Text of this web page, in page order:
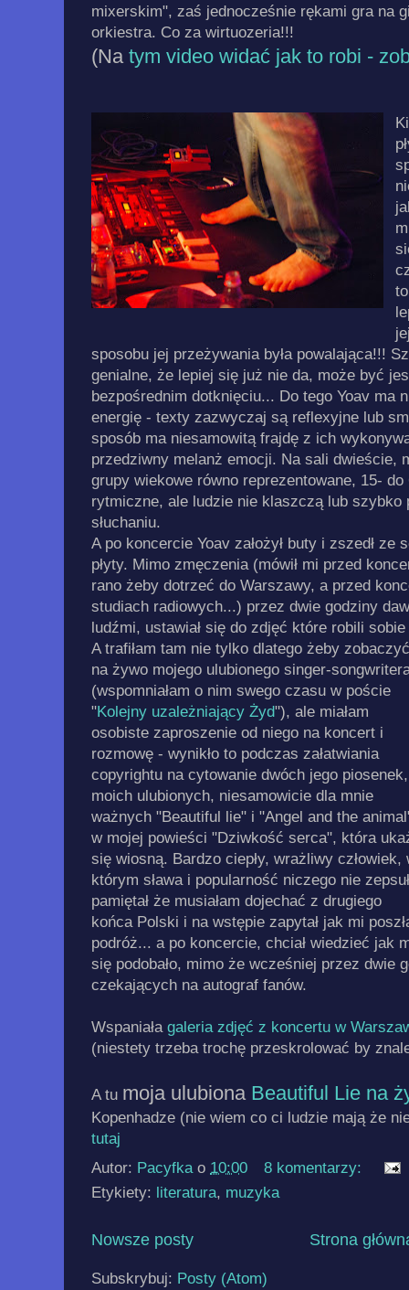
mixerskim", zaś jednocześnie rękami gra na
orkiestra. Co za wirtuozeria!!!
(Na tym video widać jak to robi -
sposobu jej przeżywania była powalająca!!!
genialne, że lepiej się już nie da, może być
bezpośrednim dotknięciu... Do tego Yoav ma
energię - texty zazwyczaj są reflexyjne lub
sposób ma niesamowitą frajdę z ich
przedziwny melanż emocji. Na sali dwieście,
grupy wiekowe równo reprezentowane, 15-
rytmiczne, ale ludzie nie klaszczą lub szybko
słuchaniu.
A po koncercie Yoav założył buty i zszedł ze
płyty. Mimo zmęczenia (mówił mi przed
rano żeby dotrzeć do Warszawy, a przed
studiach radiowych...) przez dwie godziny
ludźmi, ustawiał się do zdjęć które robili
A trafiłam tam nie tylko dlatego żeby zobaczyć
na żywo mojego ulubionego singer-
(wspomniałam o nim swego czasu w poście
"Kolejny uzależniający Żyd"), ale miałam
osobiste zaproszenie od niego na koncert i
rozmowę - wynikło to podczas załatwiania
copyrightu na cytowanie dwóch jego piosenek,
moich ulubionych, niesamowicie dla mnie
ważnych "Beautiful lie" i "Angel and the
w mojej powieści "Dziwkość serca", która
się wiosną. Bardzo ciepły, wrażliwy człowiek,
którym sława i popularność niczego nie
pamiętał że musiałam dojechać z drugiego
końca Polski i na wstępie zapytał jak mi
podróż... a po koncercie, chciał wiedzieć jak
się podobało, mimo że wcześniej przez dwie
czekających na autograf fanów.
Wspaniała galeria zdjęć z koncertu w
(niestety trzeba trochę przeskrolować by
A tu moja ulubiona Beautiful Lie na
Kopenhadze (nie wiem co ci ludzie mają że
tutaj
Autor: Pacyfka o 10:00
8 komentarzy:
Etykiety: literatura, muzyka
Nowsze posty Strona
Subskrybuj: Posty (Atom)